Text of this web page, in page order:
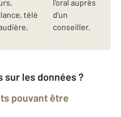
télé
l’oral auprès
d’un
conseiller.
sur les données ?
pouvant être